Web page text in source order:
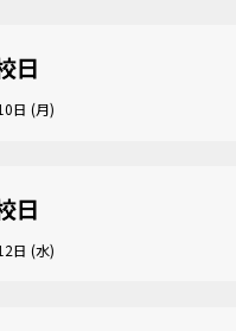
日
日 (月)
日
日 (水)